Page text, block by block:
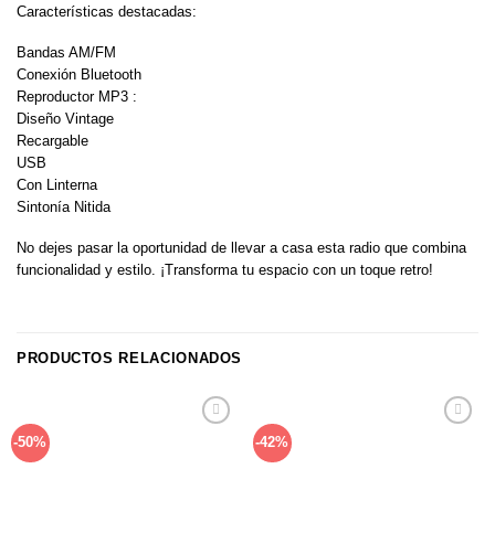
Características destacadas:
Bandas AM/FM
Conexión Bluetooth
Reproductor MP3 :
Diseño Vintage
Recargable
USB
Con Linterna
Sintonía Nitida
No dejes pasar la oportunidad de llevar a casa esta radio que combina
funcionalidad y estilo. ¡Transforma tu espacio con un toque retro!
PRODUCTOS RELACIONADOS
-50% -42%